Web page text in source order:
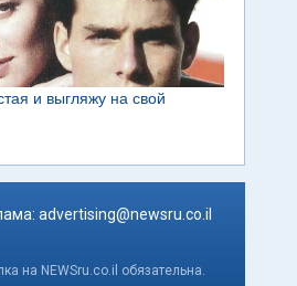
advertising@newsru.co.il
на NEWSru.co.il обязательна.